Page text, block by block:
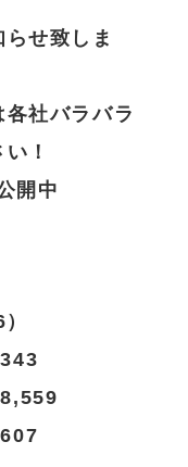
せ致しま
社バラバラ
！
開中